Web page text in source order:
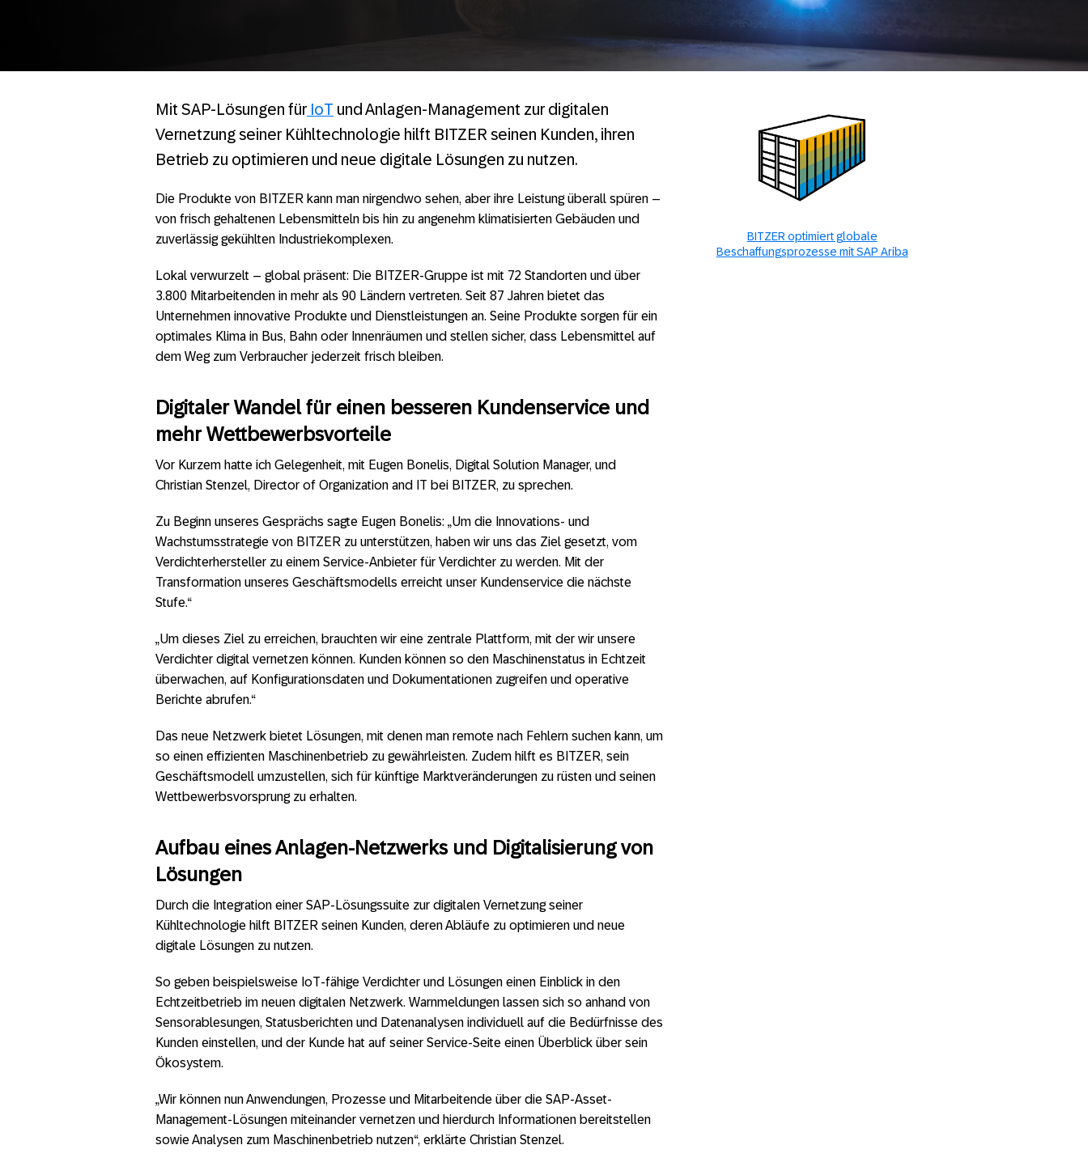
Mit SAP-Lösungen für IoT und Anlagen-Management zur digitalen
Vernetzung seiner Kühltechnologie hilft BITZER seinen Kunden, ihren
Betrieb zu optimieren und neue digitale Lösungen zu nutzen.
Die Produkte von BITZER kann man nirgendwo sehen, aber ihre Leistung überall spüren –
von frisch gehaltenen Lebensmitteln bis hin zu angenehm klimatisierten Gebäuden und
zuverlässig gekühlten Industriekomplexen.
Lokal verwurzelt – global präsent: Die BITZER-Gruppe ist mit 72 Standorten und über
3.800 Mitarbeitenden in mehr als 90 Ländern vertreten. Seit 87 Jahren bietet das
Unternehmen innovative Produkte und Dienstleistungen an. Seine Produkte sorgen für ein
optimales Klima in Bus, Bahn oder Innenräumen und stellen sicher, dass Lebensmittel auf
dem Weg zum Verbraucher jederzeit frisch bleiben.
Digitaler Wandel für einen besseren Kundenservice und
mehr Wettbewerbsvorteile
Vor Kurzem hatte ich Gelegenheit, mit Eugen Bonelis, Digital Solution Manager, und
Christian Stenzel, Director of Organization and IT bei BITZER, zu sprechen.
Zu Beginn unseres Gesprächs sagte Eugen Bonelis: „Um die Innovations- und
Wachstumsstrategie von BITZER zu unterstützen, haben wir uns das Ziel gesetzt, vom
Verdichterhersteller zu einem Service-Anbieter für Verdichter zu werden. Mit der
Transformation unseres Geschäftsmodells erreicht unser Kundenservice die nächste
Stufe.“
„Um dieses Ziel zu erreichen, brauchten wir eine zentrale Plattform, mit der wir unsere
Verdichter digital vernetzen können. Kunden können so den Maschinenstatus in Echtzeit
überwachen, auf Konfigurationsdaten und Dokumentationen zugreifen und operative
Berichte abrufen.“
Das neue Netzwerk bietet Lösungen, mit denen man remote nach Fehlern suchen kann, um
so einen effizienten Maschinenbetrieb zu gewährleisten. Zudem hilft es BITZER, sein
Geschäftsmodell umzustellen, sich für künftige Marktveränderungen zu rüsten und seinen
Wettbewerbsvorsprung zu erhalten.
Aufbau eines Anlagen-Netzwerks und Digitalisierung von
Lösungen
Durch die Integration einer SAP-Lösungssuite zur digitalen Vernetzung seiner
Kühltechnologie hilft BITZER seinen Kunden, deren Abläufe zu optimieren und neue
digitale Lösungen zu nutzen.
So geben beispielsweise IoT-fähige Verdichter und Lösungen einen Einblick in den
Echtzeitbetrieb im neuen digitalen Netzwerk. Warnmeldungen lassen sich so anhand von
Sensorablesungen, Statusberichten und Datenanalysen individuell auf die Bedürfnisse des
Kunden einstellen, und der Kunde hat auf seiner Service-Seite einen Überblick über sein
Ökosystem.
„Wir können nun Anwendungen, Prozesse und Mitarbeitende über die SAP-Asset-
Management-Lösungen miteinander vernetzen und hierdurch Informationen bereitstellen
sowie Analysen zum Maschinenbetrieb nutzen“, erklärte Christian Stenzel.
BITZER optimiert globale
Beschaffungsprozesse mit SAP Ariba